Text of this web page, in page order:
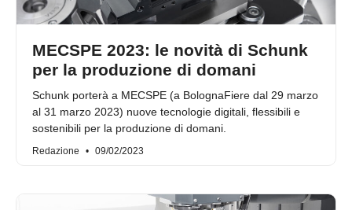
MECSPE 2023: le novità di Schunk
per la produzione di domani
Schunk porterà a MECSPE (a BolognaFiere dal 29 marzo
al 31 marzo 2023) nuove tecnologie digitali, flessibili e
sostenibili per la produzione di domani.
Redazione 09/02/2023